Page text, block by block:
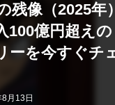
残像（2025年
100億円超えの
ーを今すぐチ
月13日